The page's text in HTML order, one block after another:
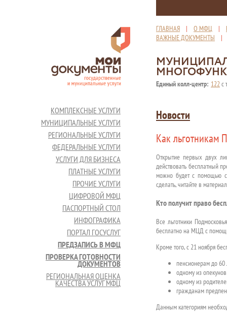
ГЛАВНАЯ | О МФЦ |
ВАЖНЫЕ ДОКУМЕНТЫ
Единый колл-центр: 122с
КОМПЛЕКСНЫЕ УСЛУГИ
МУНИЦИПАЛЬНЫЕ УСЛУГИ
РЕГИОНАЛЬНЫЕ УСЛУГИ
ФЕДЕРАЛЬНЫЕ УСЛУГИ
УСЛУГИ ДЛЯ БИЗНЕСА
ПЛАТНЫЕ УСЛУГИ
ПРОЧИЕ УСЛУГИ
ЦИФРОВОЙ МФЦ
ПАСПОРТНЫЙ СТОЛ
ИНФОГРАФИКА
ПОРТАЛ ГОСУСЛУГ
ПРЕДЗАПИСЬ В МФЦ
ПРОВЕРКА ГОТОВНОСТИ
ДОКУМЕНТОВ
РЕГИОНАЛЬНАЯ ОЦЕНКА
КАЧЕСТВА УСЛУГ МФЦ
Новости
Как льготникам
Открытие первых двух
действовать бесплатный
можно будет с помощью
сделать, читайте в
Кто получит право
Все льготники
бесплатно на МЦД с
Кроме того, с 21 ноября
пенсионерам до 60
одному из
одному из
гражданам
Данным категориям